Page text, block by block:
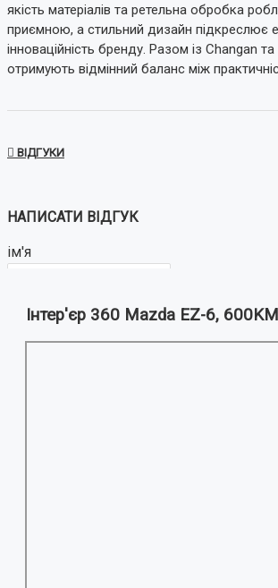
якість матеріалів та ретельна обробка
приємною, а стильний дизайн підкреслює
інноваційність бренду. Разом із Changan та
отримують відмінний баланс між
ВІДГУКИ
НАПИСАТИ ВІДГУК
ім'я
Ваш відгук:
Інтер'єр 360 Mazda EZ-6,